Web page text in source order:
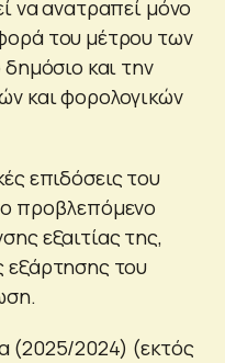
να ανατραπεί μόνο
του μέτρου των
και την
και φορολογικών
επιδόσεις του
προβλεπόμενο
εξαιτίας της,
εξάρτησης του
(2025/2024) (εκτός